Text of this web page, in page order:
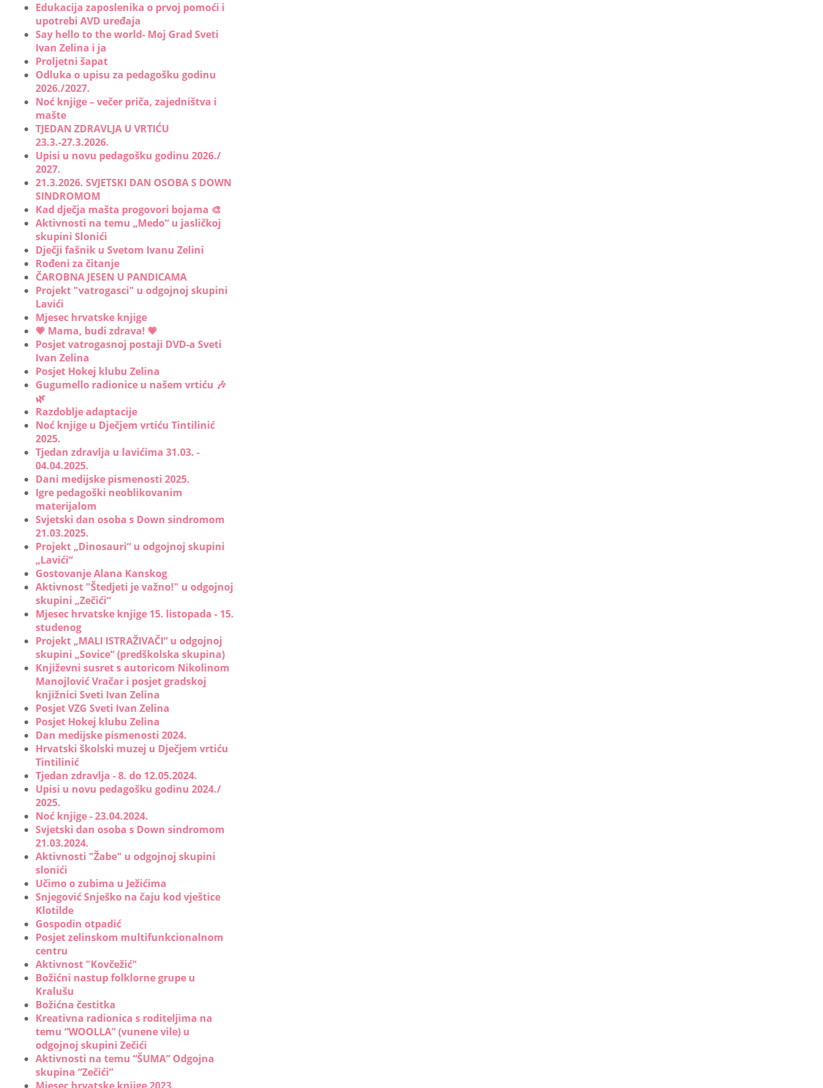
Edukacija zaposlenika o prvoj pomoći i
upotrebi AVD uređaja
Say hello to the world- Moj Grad Sveti
Ivan Zelina i ja
Proljetni šapat
Odluka o upisu za pedagošku godinu
2026./2027.
Noć knjige – večer priča, zajedništva i
mašte
TJEDAN ZDRAVLJA U VRTIĆU
23.3.-27.3.2026.
Upisi u novu pedagošku godinu 2026./
2027.
21.3.2026. SVJETSKI DAN OSOBA S DOWN
SINDROMOM
Kad dječja mašta progovori bojama 🎨
Aktivnosti na temu „Medo“ u jasličkoj
skupini Slonići
Dječji fašnik u Svetom Ivanu Zelini
Rođeni za čitanje
ČAROBNA JESEN U PANDICAMA
Projekt "vatrogasci" u odgojnoj skupini
Lavići
Mjesec hrvatske knjige
💗 Mama, budi zdrava! 💗
Posjet vatrogasnoj postaji DVD-a Sveti
Ivan Zelina
Posjet Hokej klubu Zelina
Gugumello radionice u našem vrtiću 🎶
🌿
Razdoblje adaptacije
Noć knjige u Dječjem vrtiću Tintilinić
2025.
Tjedan zdravlja u lavićima 31.03. -
04.04.2025.
Dani medijske pismenosti 2025.
Igre pedagoški neoblikovanim
materijalom
Svjetski dan osoba s Down sindromom
21.03.2025.
Projekt „Dinosauri“ u odgojnoj skupini
„Lavići“
Gostovanje Alana Kanskog
Aktivnost "Štedjeti je važno!" u odgojnoj
skupini „Zečići“
Mjesec hrvatske knjige 15. listopada - 15.
studenog
Projekt „MALI ISTRAŽIVAČI“ u odgojnoj
skupini „Sovice“ (predškolska skupina)
Književni susret s autoricom Nikolinom
Manojlović Vračar i posjet gradskoj
knjižnici Sveti Ivan Zelina
Posjet VZG Sveti Ivan Zelina
Posjet Hokej klubu Zelina
Dan medijske pismenosti 2024.
Hrvatski školski muzej u Dječjem vrtiću
Tintilinić
Tjedan zdravlja - 8. do 12.05.2024.
Upisi u novu pedagošku godinu 2024./
2025.
Noć knjige - 23.04.2024.
Svjetski dan osoba s Down sindromom
21.03.2024.
Aktivnosti "Žabe" u odgojnoj skupini
slonići
Učimo o zubima u Ježićima
Snjegović Snješko na čaju kod vještice
Klotilde
Gospodin otpadić
Posjet zelinskom multifunkcionalnom
centru
Aktivnost "Kovčežić"
Božićni nastup folklorne grupe u
Kralušu
Božićna čestitka
Kreativna radionica s roditeljima na
temu “WOOLLA” (vunene vile) u
odgojnoj skupini Zečići
Aktivnosti na temu “ŠUMA” Odgojna
skupina “Zečići”